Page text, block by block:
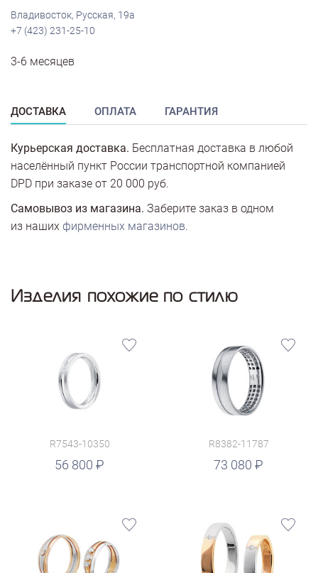
Владивосток, Русская, 19а
+7 (423) 231-25-10
3-6 месяцев
ДОСТАВКА ОПЛАТА ГАРАНТИЯ
Курьерская доставка. Бесплатная доставка в любой
населённый пункт России транспортной компанией
DPD при заказе от 20 000 руб.
Самовывоз из магазина. Заберите заказ в одном
из наших фирменных магазинов.
Изделия похожие по стилю
R7543-10350
56 800
R8382-11787
73 080